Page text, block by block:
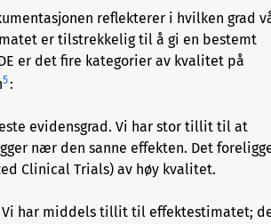
reflekterer i hvilken grad
er tilstrekkelig til å gi en bestemt
er det fire kategorier av kvalitet på
5:
evidensgrad. Vi har stor tillit til at
nær den sanne effekten. Det
Clinical Trials) av høy kvalitet.
Vi har middels tillit til effektestimatet;